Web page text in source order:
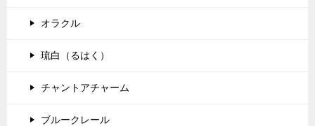
オラクル
琉白（るはく）
チャントアチャーム
ブルークレール